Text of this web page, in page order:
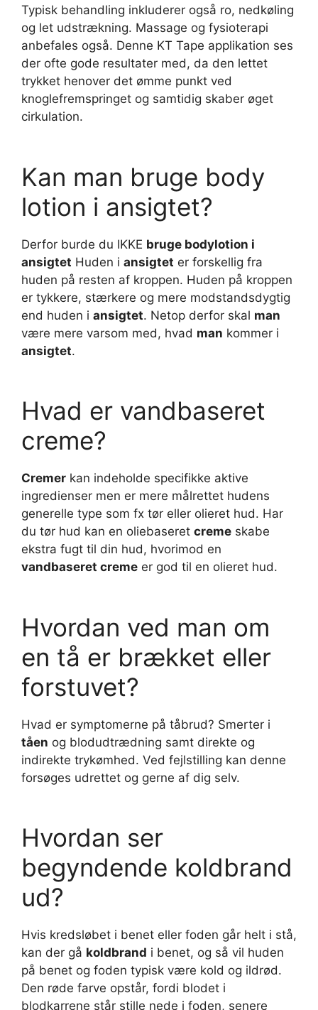
Typisk behandling inkluderer også ro, nedkøling
og let udstrækning. Massage og fysioterapi
anbefales også. Denne KT Tape applikation ses
der ofte gode resultater med, da den lettet
trykket henover det ømme punkt ved
knoglefremspringet og samtidig skaber øget
cirkulation.
Kan man bruge body
lotion i ansigtet?
Derfor burde du IKKE bruge bodylotion i
ansigtet Huden i ansigtet er forskellig fra
huden på resten af kroppen. Huden på kroppen
er tykkere, stærkere og mere modstandsdygtig
end huden i ansigtet. Netop derfor skal man
være mere varsom med, hvad man kommer i
ansigtet.
Hvad er vandbaseret
creme?
Cremer kan indeholde specifikke aktive
ingredienser men er mere målrettet hudens
generelle type som fx tør eller olieret hud. Har
du tør hud kan en oliebaseret creme skabe
ekstra fugt til din hud, hvorimod en
vandbaseret creme er god til en olieret hud.
Hvordan ved man om
en tå er brækket eller
forstuvet?
Hvad er symptomerne på tåbrud? Smerter i
tåen og blodudtrædning samt direkte og
indirekte trykømhed. Ved fejlstilling kan denne
forsøges udrettet og gerne af dig selv.
Hvordan ser
begyndende koldbrand
ud?
Hvis kredsløbet i benet eller foden går helt i stå,
kan der gå koldbrand i benet, og så vil huden
på benet og foden typisk være kold og ildrød.
Den røde farve opstår, fordi blodet i
blodkarrene står stille nede i foden, senere